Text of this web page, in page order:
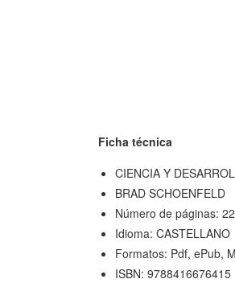
Ficha técnica
CIENCIA Y
BRAD SCHOENFELD
Número de páginas:
Idioma: CASTELLANO
Formatos: Pdf, ePub,
ISBN: 9788416676415